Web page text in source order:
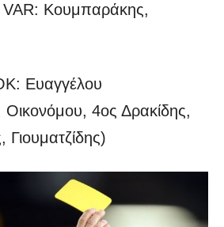
VAR: Κουμπαράκης,
Ευαγγέλου
4ος Δρακίδης,
Γιουματζίδης)